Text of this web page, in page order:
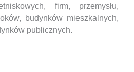
firm, przemysłu,
budynków mieszkalnych,
publicznych.